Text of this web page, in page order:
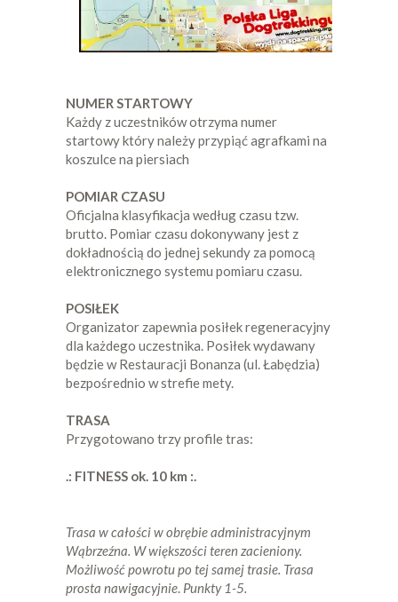
NUMER STARTOWY
Każdy z uczestników otrzyma numer
startowy który należy przypiąć agrafkami na
koszulce na piersiach
POMIAR CZASU
Oficjalna klasyfikacja według czasu tzw.
brutto. Pomiar czasu dokonywany jest z
dokładnością do jednej sekundy za pomocą
elektronicznego systemu pomiaru czasu.
POSIŁEK
Organizator zapewnia posiłek regeneracyjny
dla każdego uczestnika. Posiłek wydawany
będzie w Restauracji Bonanza (ul. Łabędzia)
bezpośrednio w strefie mety.
TRASA
Przygotowano trzy profile tras:
.: FITNESS ok. 10 km :.
Trasa w całości w obrębie administracyjnym
Wąbrzeźna. W większości teren zacieniony.
Możliwość powrotu po tej samej trasie. Trasa
prosta nawigacyjnie. Punkty 1-5.